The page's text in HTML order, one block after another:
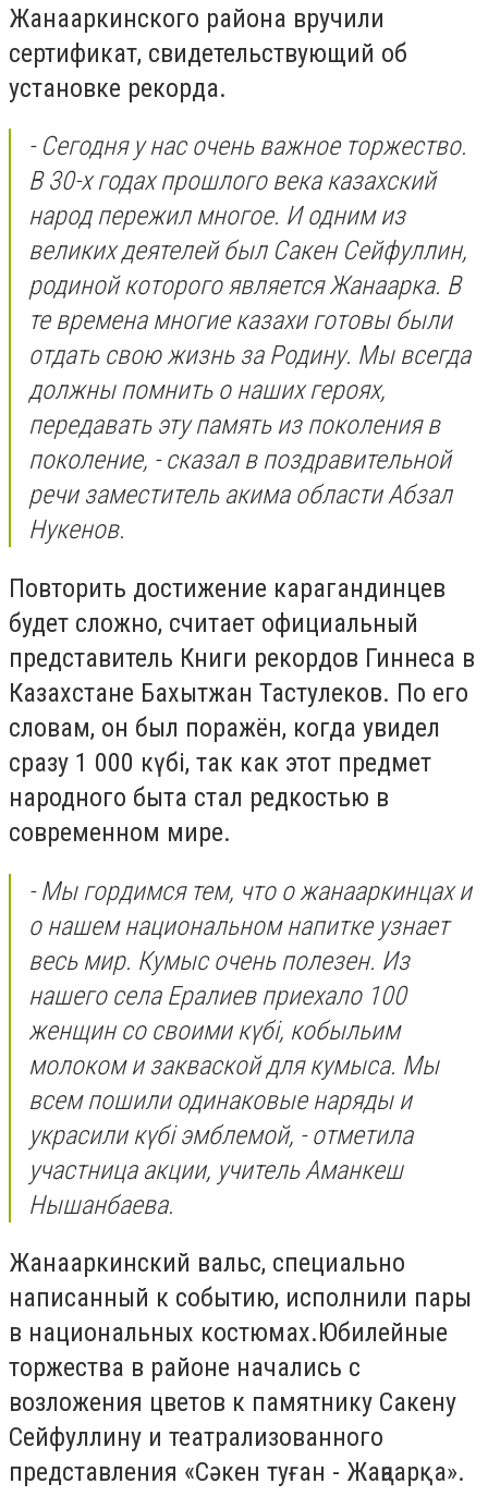
Жанааркинского района вручили
сертификат, свидетельствующий об
установке рекорда.
- Сегодня у нас очень важное торжество.
В 30-х годах прошлого века казахский
народ пережил многое. И одним из
великих деятелей был Сакен Сейфуллин,
родиной которого является Жанаарка. В
те времена многие казахи готовы были
отдать свою жизнь за Родину. Мы всегда
должны помнить о наших героях,
передавать эту память из поколения в
поколение, - сказал в поздравительной
речи заместитель акима области Абзал
Нукенов.
Повторить достижение карагандинцев
будет сложно, считает официальный
представитель Книги рекордов Гиннеса в
Казахстане Бахытжан Тастулеков. По его
словам, он был поражён, когда увидел
сразу 1 000 күбі, так как этот предмет
народного быта стал редкостью в
современном мире.
- Мы гордимся тем, что о жанааркинцах и
о нашем национальном напитке узнает
весь мир. Кумыс очень полезен. Из
нашего села Ералиев приехало 100
женщин со своими күбі, кобыльим
молоком и закваской для кумыса. Мы
всем пошили одинаковые наряды и
украсили күбі эмблемой, - отметила
участница акции, учитель Аманкеш
Нышанбаева.
Жанааркинский вальс, специально
написанный к событию, исполнили пары
в национальных костюмах.Юбилейные
торжества в районе начались с
возложения цветов к памятнику Сакену
Сейфуллину и театрализованного
представления «Сәкен туған - Жаңаарқа».